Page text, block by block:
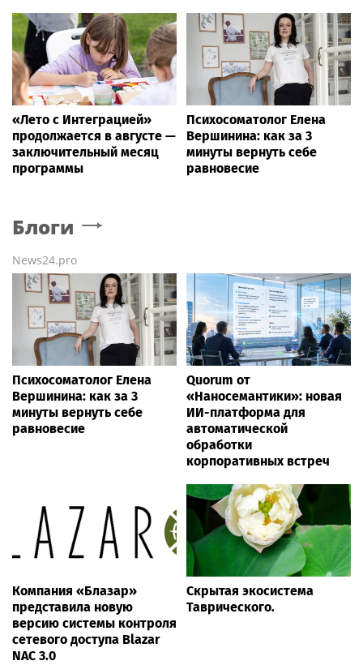
«Лето с Интеграцией»
продолжается в августе —
заключительный месяц
программы
Психосоматолог Елена
Вершинина: как за 3
минуты вернуть себе
равновесие
Блоги
News24.pro
Психосоматолог Елена
Вершинина: как за 3
минуты вернуть себе
равновесие
Quorum от
«Наносемантики»: новая
ИИ-платформа для
автоматической
обработки
корпоративных встреч
Компания «Блазар»
представила новую
версию системы контроля
сетевого доступа Blazar
NAC 3.0
Скрытая экосистема
Таврического.